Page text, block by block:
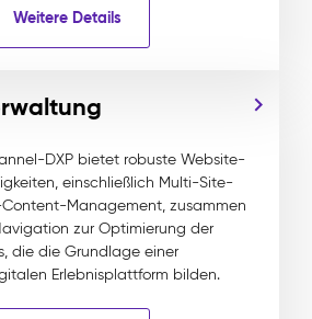
Weitere Details
DXP bietet robuste Website-
einschließlich Multi-Site-
Management, zusammen
zur Optimierung der
die die Grundlage einer
Erlebnisplattform bilden.